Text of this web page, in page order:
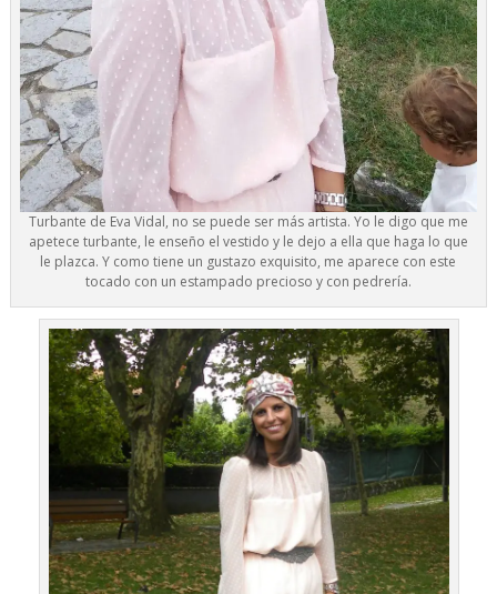
Turbante de Eva Vidal, no se puede ser más artista. Yo le digo que me
apetece turbante, le enseño el vestido y le dejo a ella que haga lo que
le plazca. Y como tiene un gustazo exquisito, me aparece con este
tocado con un estampado precioso y con pedrería.